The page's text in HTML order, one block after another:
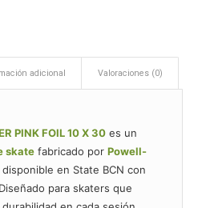
adicional Valoraciones (0)
PINK FOIL 10 X 30es un
skatefabricado por Powell-
en State BCN con
para skaters que